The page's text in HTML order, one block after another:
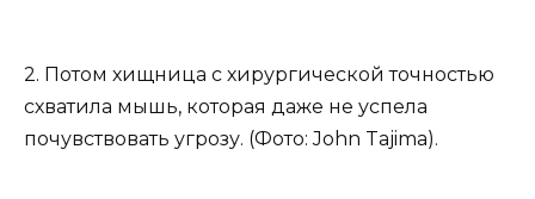
2. Потом хищница с хирургической точностью
схватила мышь, которая даже не успела
почувствовать угрозу. (Фото: John Tajima).